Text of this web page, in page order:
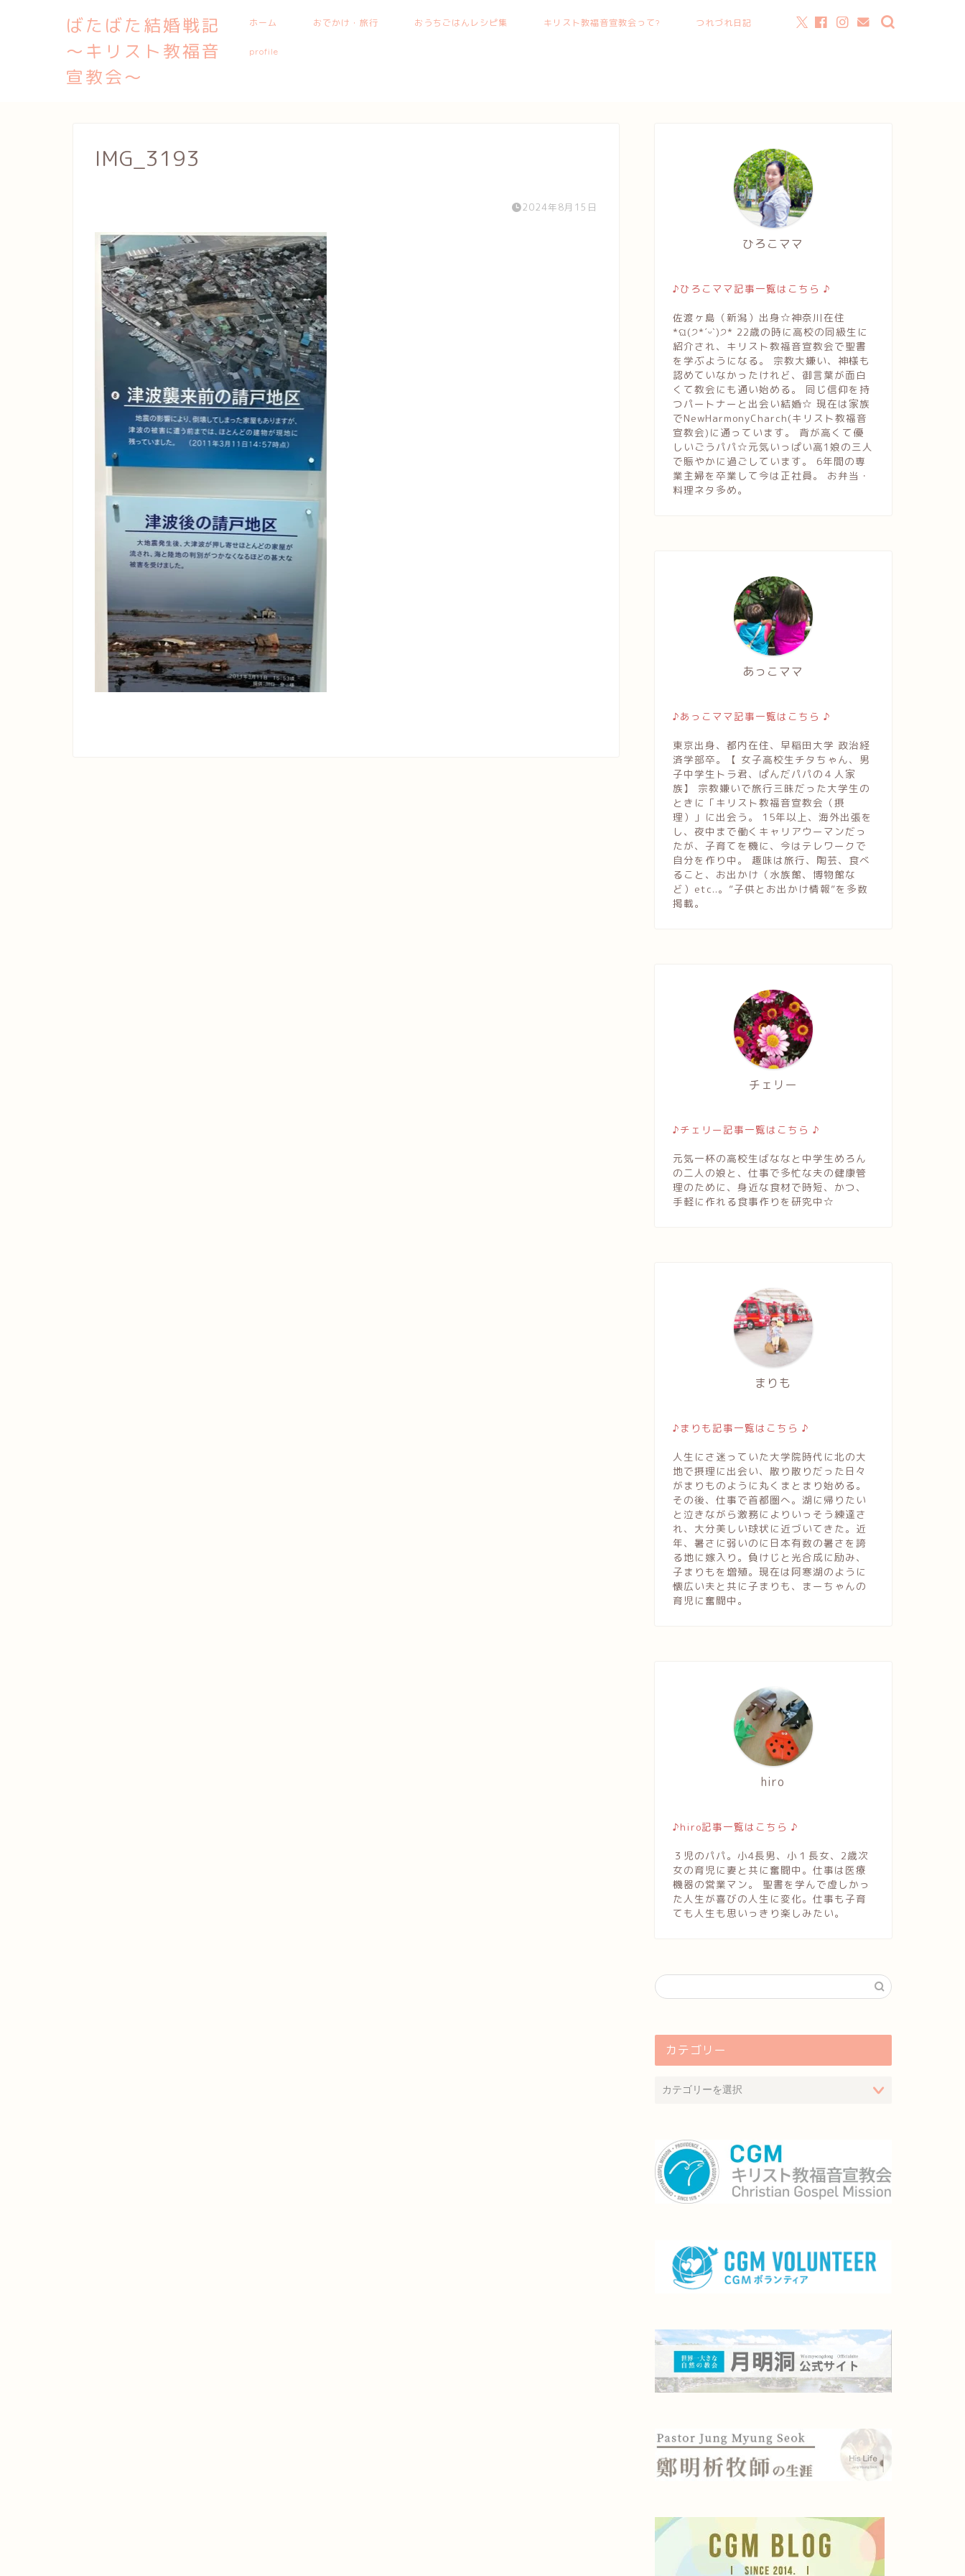
ばたばた結婚戦記
〜キリスト教福音
宣教会〜
ホーム おでかけ・旅行 おうちごはんレシピ集 キリスト教福音宣教会って? つれづれ日記
profile
IMG_3193
2024年8月15日
ひろこママ
♪ひろこママ記事一覧はこちら ♪
佐渡ヶ島（新潟）出身☆神奈川在住
*ଘ(੭*ˊᵕˋ)੭* 22歳の時に高校の同級生に
紹介され、キリスト教福音宣教会で聖書
を学ぶようになる。 宗教大嫌い、神様も
認めていなかったけれど、御言葉が面白
くて教会にも通い始める。 同じ信仰を持
つパートナーと出会い結婚☆ 現在は家族
でNewHarmonyCharch(キリスト教福音
宣教会)に通っています。 背が高くて優
しいごうパパ☆元気いっぱい高1娘の三人
で賑やかに過ごしています。 6年間の専
業主婦を卒業して今は正社員。 お弁当・
料理ネタ多め。
あっこママ
♪あっこママ記事一覧はこちら ♪
東京出身、都内在住、早稲田大学 政治経
済学部卒。【 女子高校生チタちゃん、男
子中学生トラ君、ぱんだパパの４人家
族】 宗教嫌いで旅行三昧だった大学生の
ときに「キリスト教福音宣教会（摂
理）」に出会う。 15年以上、海外出張を
し、夜中まで働くキャリアウーマンだっ
たが、子育てを機に、今はテレワークで
自分を作り中。 趣味は旅行、陶芸、食べ
ること、お出かけ（水族館、博物館な
ど）etc..。”子供とお出かけ情報”を多数
掲載。
チェリー
♪チェリー記事一覧はこちら ♪
元気一杯の高校生ばななと中学生めろん
の二人の娘と、仕事で多忙な夫の健康管
理のために、身近な食材で時短、かつ、
手軽に作れる食事作りを研究中☆
まりも
♪まりも記事一覧はこちら ♪
人生にさ迷っていた大学院時代に北の大
地で摂理に出会い、散り散りだった日々
がまりものように丸くまとまり始める。
その後、仕事で首都圏へ。湖に帰りたい
と泣きながら激務によりいっそう練達さ
れ、大分美しい球状に近づいてきた。近
年、暑さに弱いのに日本有数の暑さを誇
る地に嫁入り。負けじと光合成に励み、
子まりもを増殖。現在は阿寒湖のように
懐広い夫と共に子まりも、まーちゃんの
育児に奮闘中。
hiro
♪hiro記事一覧はこちら ♪
３児のパパ。小4長男、小１長女、2歳次
女の育児に妻と共に奮闘中。仕事は医療
機器の営業マン。 聖書を学んで虚しかっ
た人生が喜びの人生に変化。仕事も子育
ても人生も思いっきり楽しみたい。
カテゴリー